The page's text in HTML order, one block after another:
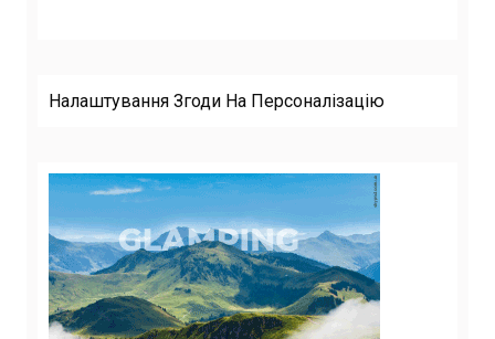
Налаштування Згоди На Персоналізацію